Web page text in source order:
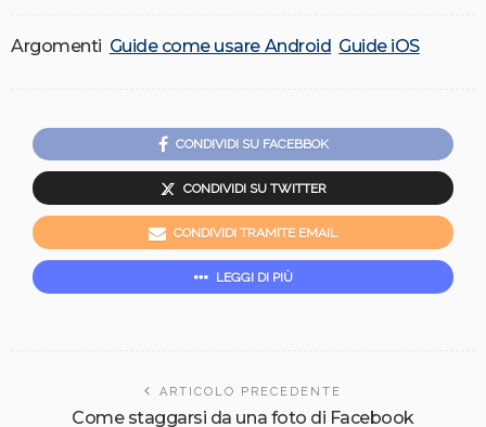
Argomenti Guide come usare Android Guide iOS
CONDIVIDI SU FACEBBOK
CONDIVIDI SU TWITTER
CONDIVIDI TRAMITE EMAIL
LEGGI DI PIÙ
ARTICOLO PRECEDENTE
Come staggarsi da una foto di Facebook